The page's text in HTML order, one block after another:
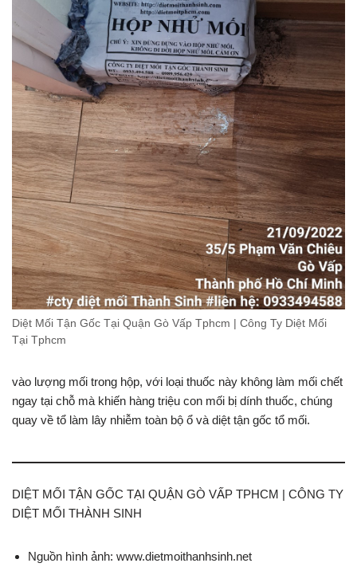
Diệt Mối Tận Gốc Tại Quận Gò Vấp Tphcm | Công Ty Diệt Mối
Tại Tphcm
vào lượng mối trong hộp, với loại thuốc này không làm mối chết
ngay tại chỗ mà khiến hàng triệu con mối bị dính thuốc, chúng
quay về tổ làm lây nhiễm toàn bộ ổ và diệt tận gốc tổ mối.
DIỆT MỐI TẬN GỐC TẠI QUẬN GÒ VẤP TPHCM | CÔNG TY
DIỆT MỐI THÀNH SINH
Nguồn hình ảnh: www.dietmoithanhsinh.net